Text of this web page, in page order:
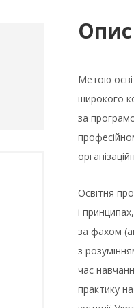
Метою
широкого
за
Освітня
і
за фахом
з
час
практику